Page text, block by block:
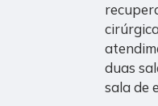
duas
sala de